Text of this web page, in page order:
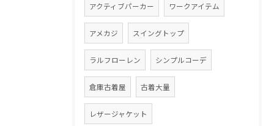
アクティブパーカー ワークアイテム
アメカジ スイングトップ
ラルフローレン シンプルコーデ
倉庫古着屋 古着大量
レザージャケット